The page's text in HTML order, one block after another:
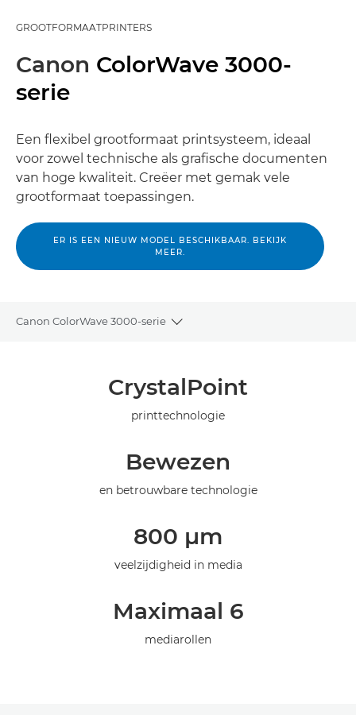
GROOTFORMAATPRINTERS
Canon ColorWave 3000-
serie
Een flexibel grootformaat printsysteem, ideaal
voor zowel technische als grafische documenten
van hoge kwaliteit. Creëer met gemak vele
grootformaat toepassingen.
ER IS EEN NIEUW MODEL BESCHIKBAAR. BEKIJK
MEER.
Canon ColorWave 3000-serie
Toggle breadcrumbs
CrystalPoint
printtechnologie
Bewezen
en betrouwbare technologie
800 μm
veelzijdigheid in media
Maximaal 6
mediarollen